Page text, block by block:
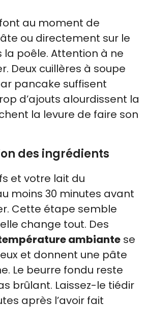
au moment de
ou directement sur le
poêle. Attention à ne
Deux cuillères à soupe
pancake suffisent
d’ajouts alourdissent la
la levure de faire son
des ingrédients
et votre lait du
moins 30 minutes avant
Cette étape semble
change tout. Des
ambiante se
et donnent une pâte
Le beurre fondu reste
brûlant. Laissez-le tiédir
après l’avoir fait